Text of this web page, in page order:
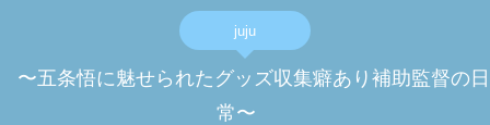
juju
〜五条悟に魅せられたグッズ収集癖あり補助監督の日
常〜